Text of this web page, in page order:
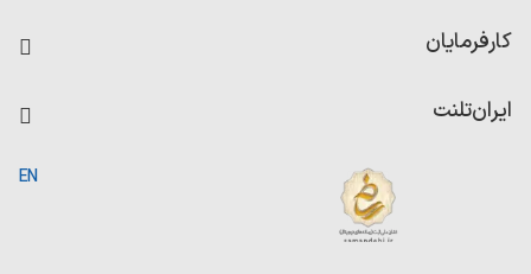
امتیاز شرکت‌ها
کاردیکس
کارفرمایان
ایران‌تلنت
EN